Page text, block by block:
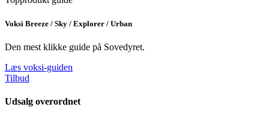
Voksi Breeze / Sky / Explorer / Urban
Den mest klikke guide på Sovedyret.
Læs voksi-guiden
Tilbud
Udsalg overordnet